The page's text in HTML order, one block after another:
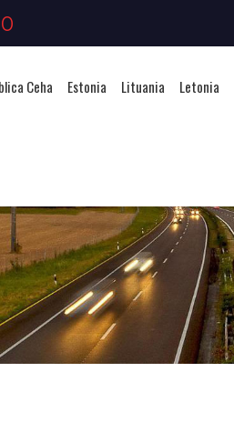
Ceha Estonia Lituania Letonia